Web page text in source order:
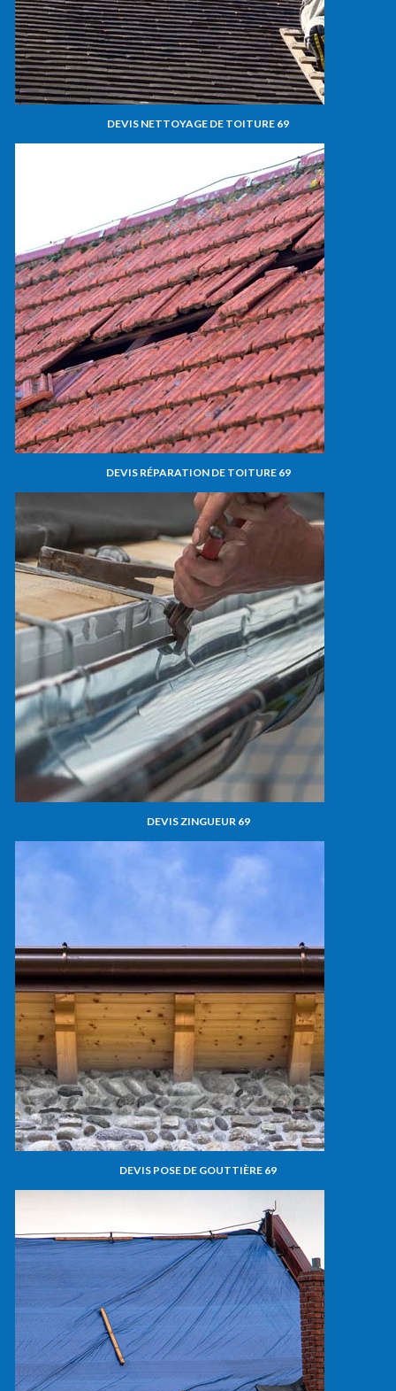
DEVIS NETTOYAGE DE TOITURE 69
DEVIS RÉPARATION DE TOITURE 69
DEVIS ZINGUEUR 69
DEVIS POSE DE GOUTTIÈRE 69